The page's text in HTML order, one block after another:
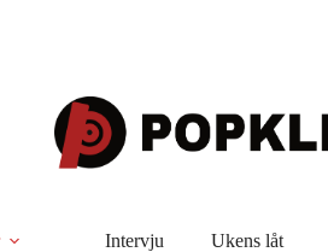
Intervju Ukens låt